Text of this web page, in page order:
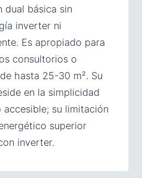
dual básica sin
inverter ni
Es apropiado para
consultorios o
hasta 25-30 m². Su
en la simplicidad
su limitación
superior
inverter.